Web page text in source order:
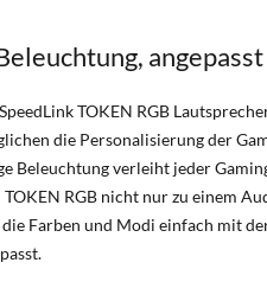
TOKEN RGB
die Personalisierung der
Beleuchtung verleiht jeder
RGB nicht nur zu einem
Farben und Modi einfach mit